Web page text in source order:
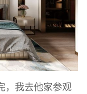
，我去他家参观